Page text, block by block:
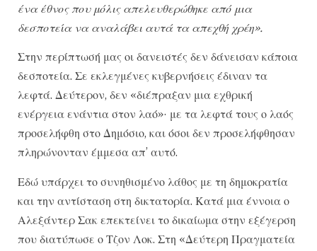
ένα έθνος που μόλις απελευθερώθηκε από μια
δεσποτεία να αναλάβει αυτά τα απεχθή χρέη».
Στην περίπτωσή μας οι δανειστές δεν δάνεισαν κάποια
δεσποτεία. Σε εκλεγμένες κυβερνήσεις έδιναν τα
λεφτά. Δεύτερον, δεν «διέπραξαν μια εχθρική
ενέργεια ενάντια στον λαό»· με τα λεφτά τους ο λαός
προσελήφθη στο Δημόσιο, και όσοι δεν προσελήφθησαν
πληρώνονταν έμμεσα απ’ αυτό.
Εδώ υπάρχει το συνηθισμένο λάθος με τη δημοκρατία
και την αντίσταση στη δικτατορία. Κατά μια έννοια ο
Αλεξάντερ Σακ επεκτείνει το δικαίωμα στην εξέγερση
που διατύπωσε ο Τζον Λοκ. Στη «Δεύτερη Πραγματεία